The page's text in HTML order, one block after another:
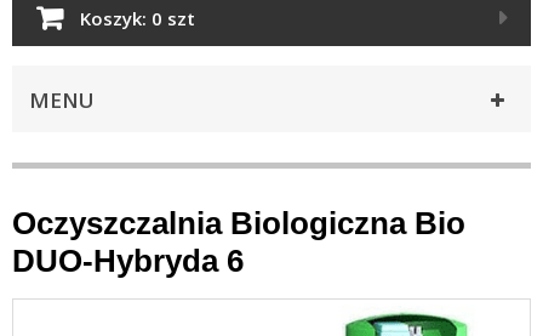
Koszyk: 0 szt
MENU
Oczyszczalnia Biologiczna Bio
DUO-Hybryda 6